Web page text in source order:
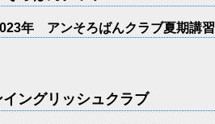
年 アンそろばんクラブ夏期講習
イングリッシュクラブ